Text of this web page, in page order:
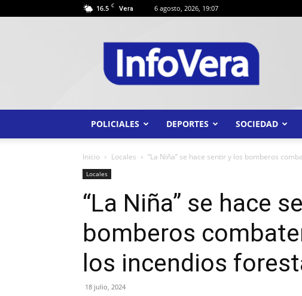
16.5 C Vera 6 agosto, 2026, 19:07
INFO
VERA
POLICIALES DEPORTES SOCIEDAD
Inicio Locales “La Niña” se hace sentir y los bomberos
Locales
“La Niña” se hace
bomberos
los incendios
18 julio, 2024